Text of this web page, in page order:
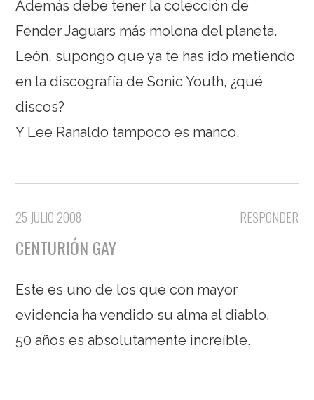
Además debe tener la colección de
Fender Jaguars más molona del planeta.
León, supongo que ya te has ido metiendo
en la discografía de Sonic Youth, ¿qué
discos?
Y Lee Ranaldo tampoco es manco.
RESPONDER
25 JULIO 2008
CENTURIÓN GAY
Este es uno de los que con mayor
evidencia ha vendido su alma al diablo.
50 años es absolutamente increíble.